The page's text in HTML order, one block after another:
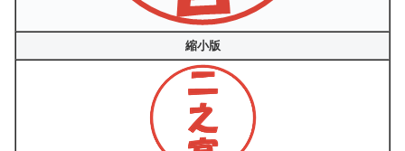
縮小版